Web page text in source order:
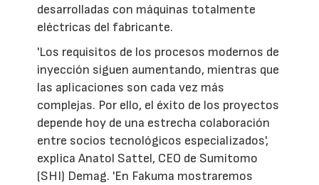
desarrolladas con máquinas totalmente
eléctricas del fabricante.
'Los requisitos de los procesos modernos de
inyección siguen aumentando, mientras que
las aplicaciones son cada vez más
complejas. Por ello, el éxito de los proyectos
depende hoy de una estrecha colaboración
entre socios tecnológicos especializados',
explica Anatol Sattel, CEO de Sumitomo
(SHI) Demag. 'En Fakuma mostraremos